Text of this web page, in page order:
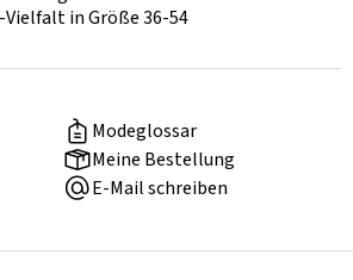
in Größe 36-54
Modeglossar
Meine Bestellung
E-Mail schreiben